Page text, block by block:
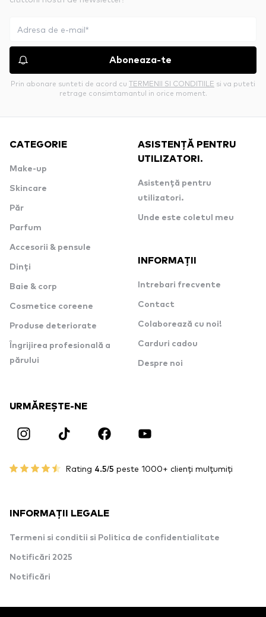
Aboneaza-te
Prin abonare sunteti de acord cu TERMENII SI CONDITIILE si va puteti
retrage consimtamantul in orice moment.
CATEGORIE
Make-up
Skincare
Păr
Parfum
Accesorii & pensule
Dinți
Baie & corp
Cosmetice coreene
Produse deteriorate
Îngrijirea profesională a
părului
ASISTENȚĂ PENTRU
UTILIZATORI.
Asistență pentru
utilizatori.
Unde este coletul meu
INFORMAȚII
Intrebari frecvente
Contact
Colaborează cu noi!
Carduri cadou
Despre noi
URMĂREȘTE-NE
Rating 4.5/5 peste 1000+ clienți mulțumiți
INFORMAȚII LEGALE
Termeni si conditii si Politica de confidentialitate
Notificări 2025
Notificări